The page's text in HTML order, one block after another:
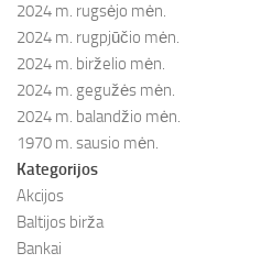
2024 m. rugsėjo mėn.
2024 m. rugpjūčio mėn.
2024 m. birželio mėn.
2024 m. gegužės mėn.
2024 m. balandžio mėn.
1970 m. sausio mėn.
Kategorijos
Akcijos
Baltijos birža
Bankai